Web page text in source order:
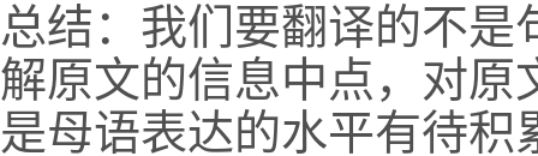
总结：我们要翻译的不
解原文的信息中点，对原
是母语表达的水平有待